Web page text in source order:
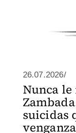
26.07.2026/
Nunca le
suicidas